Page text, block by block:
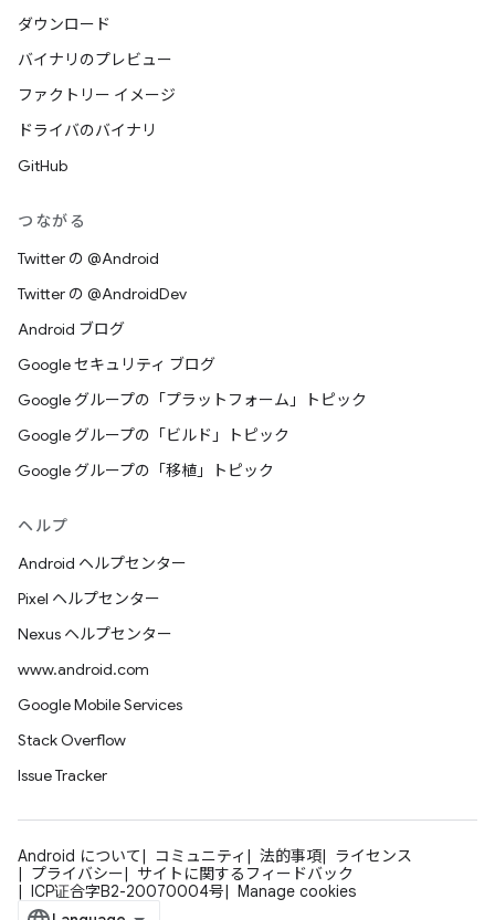
ダウンロード
バイナリのプレビュー
ファクトリー イメージ
ドライバのバイナリ
GitHub
つながる
Twitter の @Android
Twitter の @AndroidDev
Android ブログ
Google セキュリティ ブログ
Google グループの「プラットフォーム」トピック
Google グループの「ビルド」トピック
Google グループの「移植」トピック
ヘルプ
Android ヘルプセンター
Pixel ヘルプセンター
Nexus ヘルプセンター
www.android.com
Google Mobile Services
Stack Overflow
Issue Tracker
Android について コミュニティ 法的事項
ライセンス
プライバシー
サイトに関するフィードバック
ICP证合字B2-20070004号
Manage cookies